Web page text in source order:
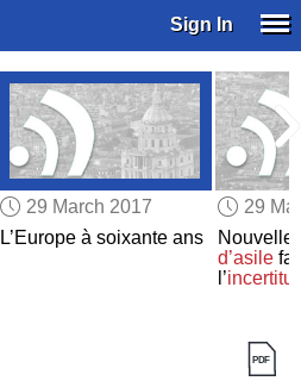
Sign In
29 March 2017
L’Europe à soixante ans
29
d’asile
l’